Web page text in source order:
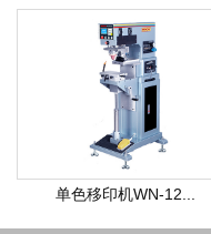
单色移印机WN-12...